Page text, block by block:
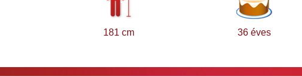
181 cm 36 éves